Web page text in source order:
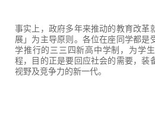
事实上，政府多年来推动的教育改革
展」为主导原则。各位在座同学都是
学推行的三三四新高中学制，为学
程，目的正是要回应社会的需要，装
视野及竞争力的新一代。